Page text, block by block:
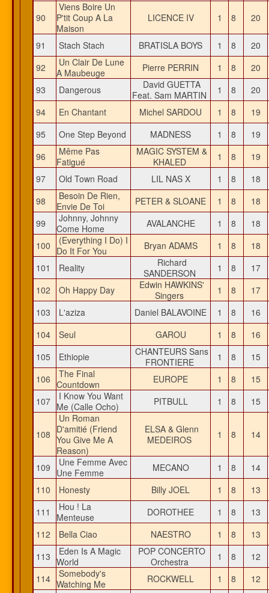
90
Viens Boire Un
P'tit Coup A La
Maison
LICENCE IV 1 8 20
91 Stach Stach BRATISLA BOYS 1 8
20
92
Un Clair De Lune
A Maubeuge
Pierre PERRIN 1 8
20
93
Dangerous
David GUETTA
Feat. Sam MARTIN
1 8
20
94
En Chantant Michel SARDOU 1 8
19
95
One Step Beyond MADNESS 1 8
19
96
Même Pas
Fatigué
MAGIC SYSTEM &
KHALED
1 8
19
97
Old Town Road LIL NAS X 1 8
18
98
Besoin De Rien,
Envie De Toi
PETER & SLOANE 1 8
18
99
Johnny, Johnny
Come Home
AVALANCHE 1 8
18
100
(Everything I Do) I
Do It For You
Bryan ADAMS 1 8
18
101
Reality
Richard
SANDERSON
1 8
17
102
Oh Happy Day
Edwin HAWKINS'
Singers
1 8
17
103
L'aziza Daniel BALAVOINE 1 8
16
104
Seul GAROU 1 8
16
105
Ethiopie
CHANTEURS Sans
FRONTIERE
1 8
15
106
The Final
Countdown
EUROPE 1 8
15
107
I Know You Want
Me (Calle Ocho)
PITBULL 1 8 15
108
Un Roman
D'amitié (Friend
You Give Me A
Reason)
ELSA & Glenn
MEDEIROS
1 8 14
109
Une Femme Avec
Une Femme
MECANO 1 8
14
110
Honesty Billy JOEL 1 8
13
111
Hou ! La
Menteuse
DOROTHEE 1 8
13
112
Bella Ciao NAESTRO 1 8
13
113
Eden Is A Magic
World
POP CONCERTO
Orchestra
1 8
12
114
Somebody's
Watching Me
ROCKWELL 1 8
12